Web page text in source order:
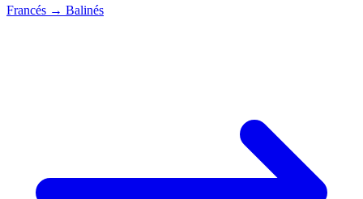
Francés → Balinés